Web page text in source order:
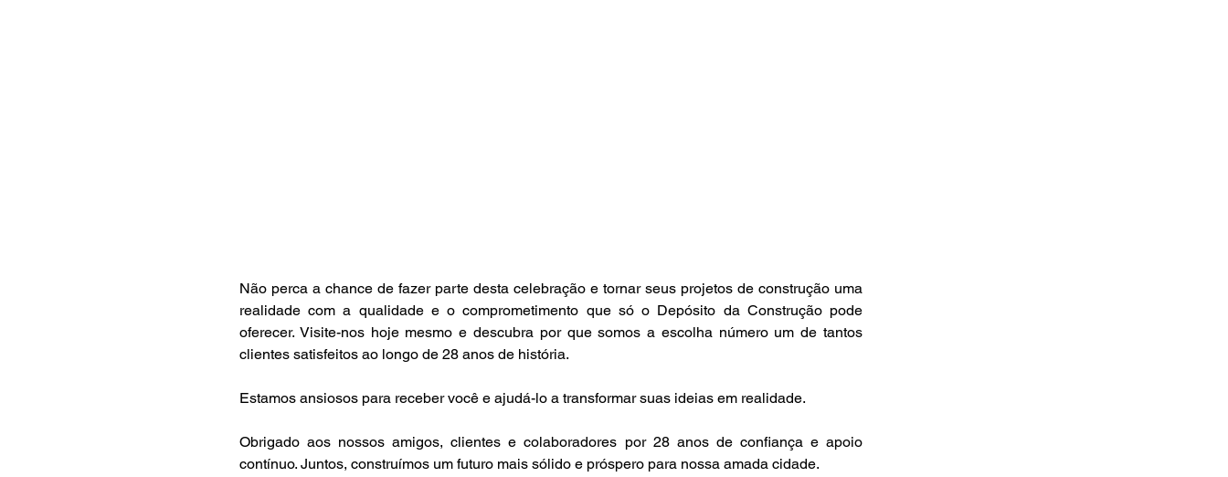
Não perca a chance de fazer parte desta celebração e tornar seus projetos de construção uma
realidade com a qualidade e o comprometimento que só o Depósito da Construção pode
oferecer. Visite-nos hoje mesmo e descubra por que somos a escolha número um de tantos
clientes satisfeitos ao longo de 28 anos de história.
Estamos ansiosos para receber você e ajudá-lo a transformar suas ideias em realidade.
Obrigado aos nossos amigos, clientes e colaboradores por 28 anos de confiança e apoio
contínuo. Juntos, construímos um futuro mais sólido e próspero para nossa amada cidade.